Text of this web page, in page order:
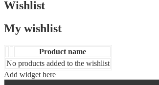
Wishlist
My wishlist
Product name
No products added to the wishlist
Add widget here